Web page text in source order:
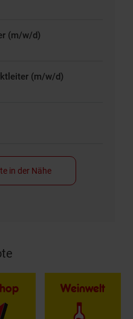
(m/w/d)
(m/w/d)
in der Nähe
Weinwelt